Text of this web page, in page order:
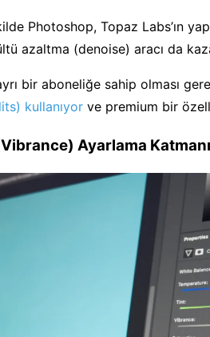
Photoshop, Topaz Labs’ın
azaltma (denoise) aracı da
bir aboneliğe sahip olması
kullanıyor ve premium bir
Ayarlama Katmanı